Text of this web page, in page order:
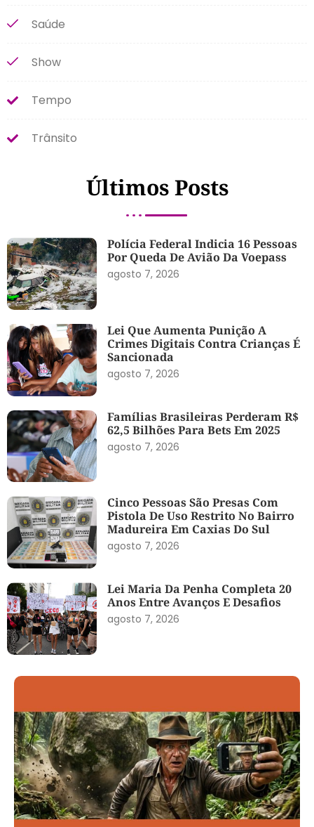
Saúde
Show
Tempo
Trânsito
Últimos Posts
Polícia Federal Indicia 16 Pessoas
Por Queda De Avião Da Voepass
agosto 7, 2026
Lei Que Aumenta Punição A
Crimes Digitais Contra Crianças É
Sancionada
agosto 7, 2026
Famílias Brasileiras Perderam R$
62,5 Bilhões Para Bets Em 2025
agosto 7, 2026
Cinco Pessoas São Presas Com
Pistola De Uso Restrito No Bairro
Madureira Em Caxias Do Sul
agosto 7, 2026
Lei Maria Da Penha Completa 20
Anos Entre Avanços E Desafios
agosto 7, 2026